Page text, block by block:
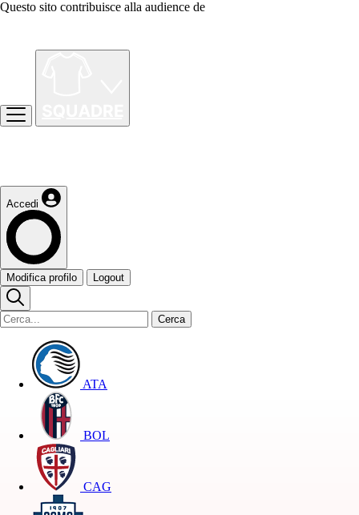
Questo sito contribuisce alla audience de
Accedi
Modifica profilo Logout
Cerca
ATA
BOL
CAG